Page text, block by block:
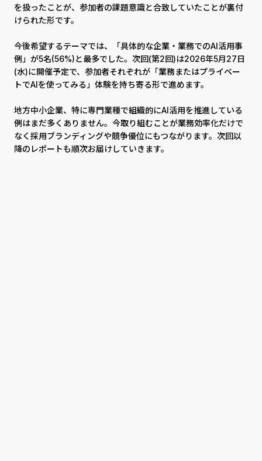
を扱ったことが、参加者の課題意識と合致していたことが裏付
けられた形です。
今後希望するテーマでは、「具体的な企業・業務でのAI活用事
例」が5名(56%)と最多でした。次回(第2回)は2026年5月27日
(水)に開催予定で、参加者それぞれが「業務またはプライベー
トでAIを使ってみる」体験を持ち寄る形で進めます。
地方中小企業、特に専門業種で組織的にAI活用を推進している
例はまだ多くありません。今取り組むことが業務効率化だけで
なく採用ブランディングや競争優位にもつながります。次回以
降のレポートも順次お届けしていきます。